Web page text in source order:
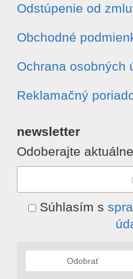
Odstúpenie od
Obchodné
Ochrana osobných
Reklamačný
newsletter
Odoberajte
Súhlasím s
Odobrať